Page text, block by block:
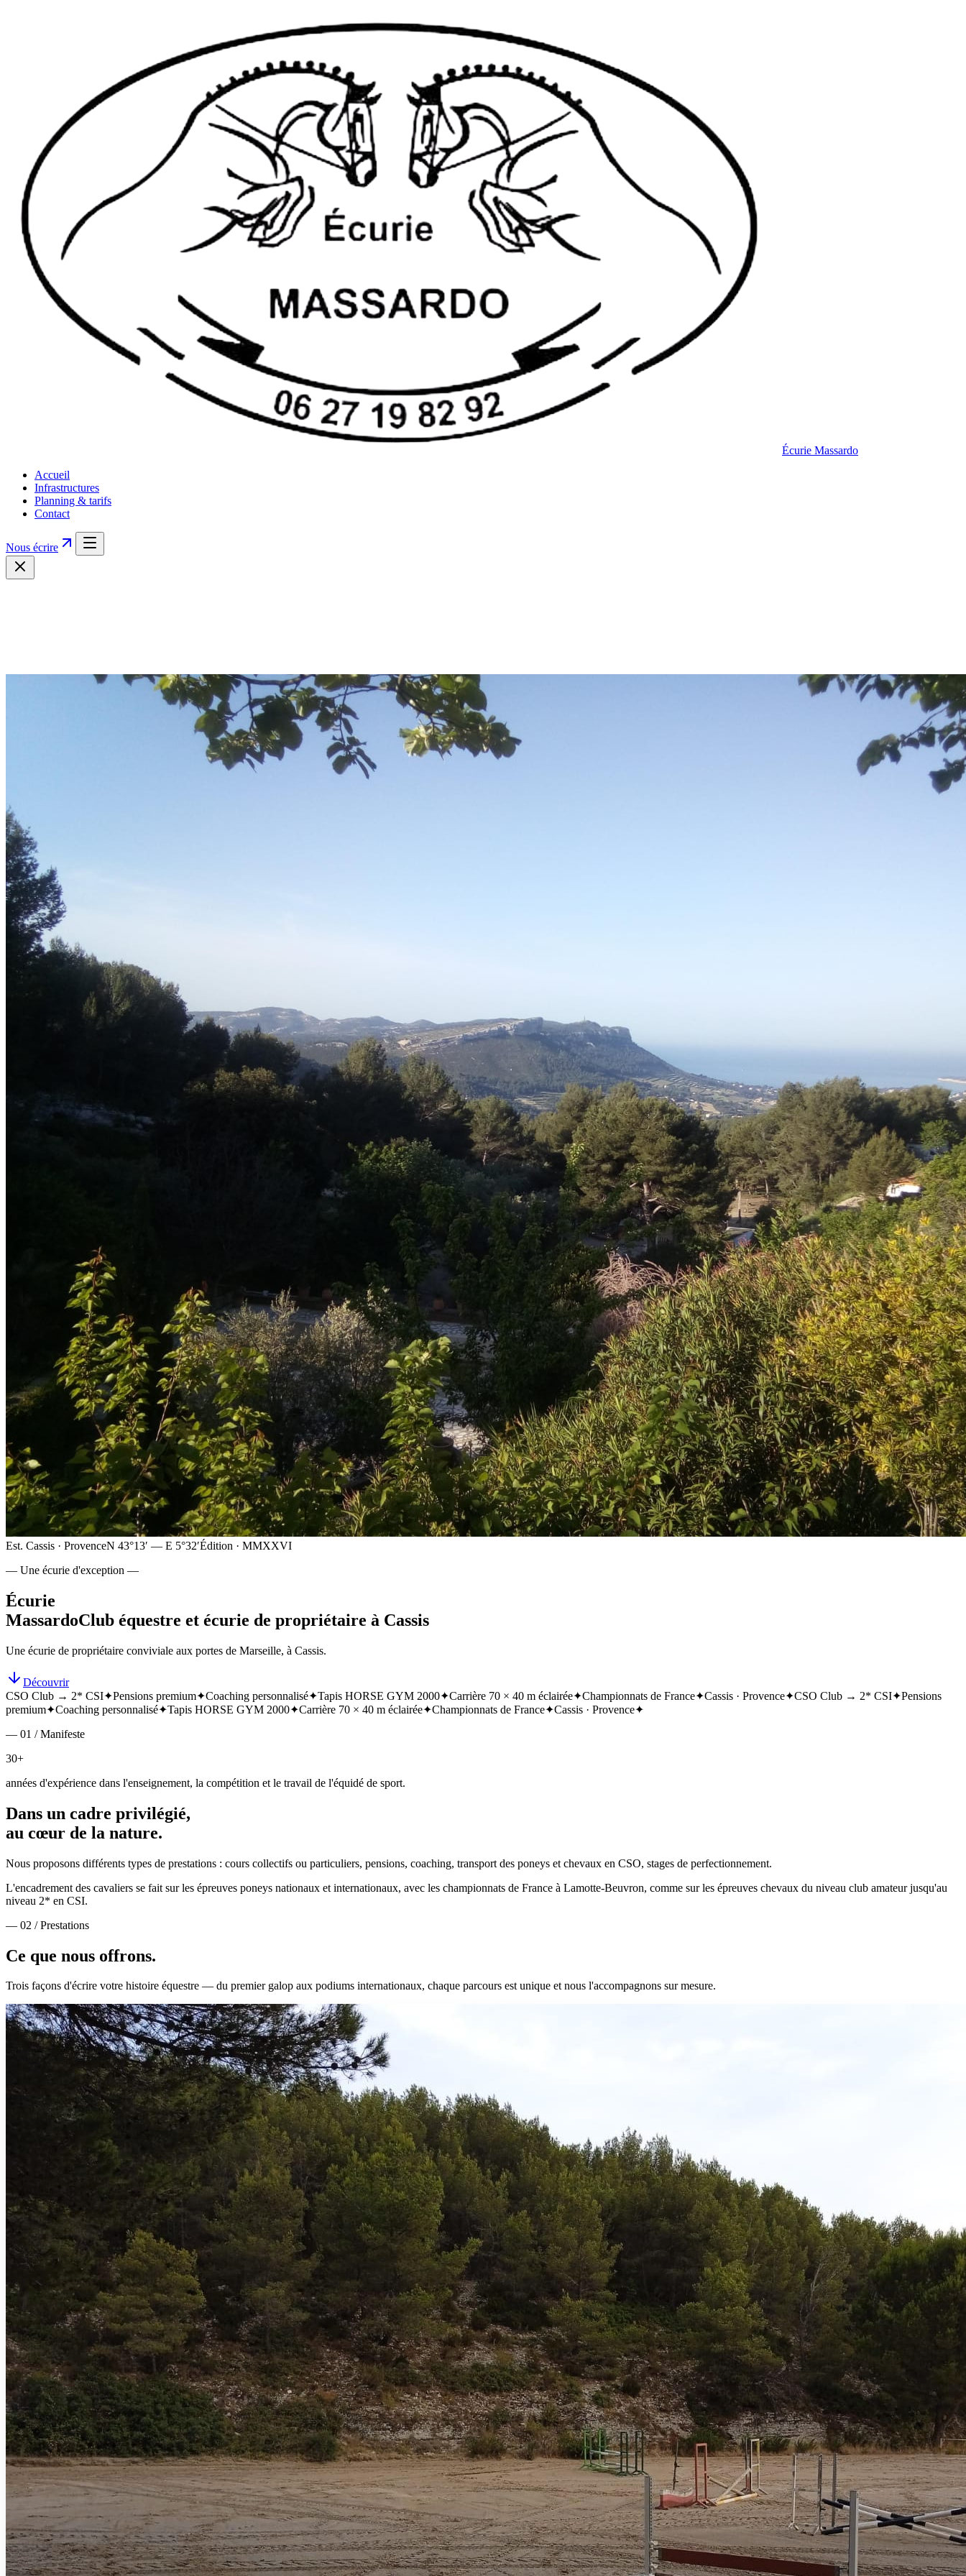
Écurie Massardo
Accueil
Infrastructures
Planning & tarifs
Contact
Nous écrire
Est. Cassis · ProvenceN 43°13′ — E 5°32′Édition · MMXXVI
— Une écurie d'exception —
Écurie
MassardoClub équestre et écurie de propriétaire à Cassis
Une écurie de propriétaire conviviale aux portes de Marseille, à Cassis.
Découvrir
CSO Club → 2* CSI✦Pensions premium✦Coaching personnalisé✦Tapis HORSE GYM 2000✦Carrière 70 × 40 m éclairée✦Championnats de France✦Cassis · Provence✦CSO Club → 2* CSI✦Pensions
premium✦Coaching personnalisé✦Tapis HORSE GYM 2000✦Carrière 70 × 40 m éclairée✦Championnats de France✦Cassis · Provence✦
— 01 / Manifeste
30+
années d'expérience dans l'enseignement, la compétition et le travail de l'équidé de sport.
Dans un cadre privilégié,
au cœur de la nature.
Nous proposons différents types de prestations : cours collectifs ou particuliers, pensions, coaching, transport des poneys et chevaux en CSO, stages de perfectionnement.
L'encadrement des cavaliers se fait sur les épreuves poneys nationaux et internationaux, avec les championnats de France à Lamotte-Beuvron, comme sur les épreuves chevaux du niveau club amateur jusqu'au
niveau 2* en CSI.
— 02 / Prestations
Ce que nous offrons.
Trois façons d'écrire votre histoire équestre — du premier galop aux podiums internationaux, chaque parcours est unique et nous l'accompagnons sur mesure.